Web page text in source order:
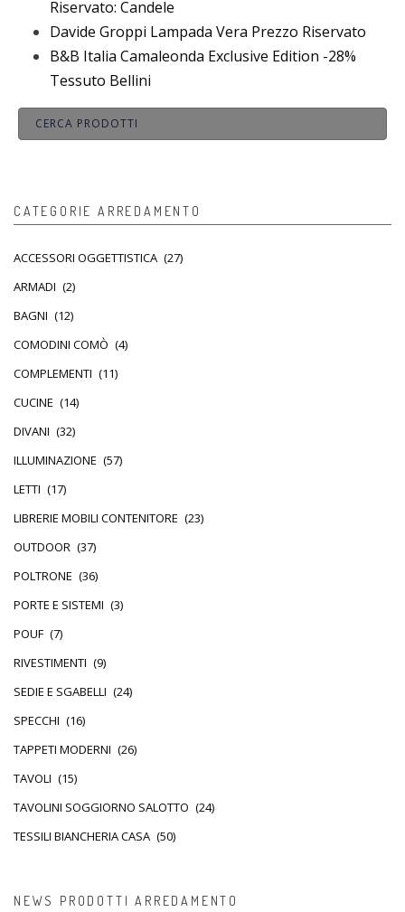
Riservato: Candele
Davide Groppi Lampada Vera Prezzo Riservato
B&B Italia Camaleonda Exclusive Edition -28%
Tessuto Bellini
CATEGORIE ARREDAMENTO
ACCESSORI OGGETTISTICA (27)
ARMADI (2)
BAGNI (12)
COMODINI COMÒ (4)
COMPLEMENTI (11)
CUCINE (14)
DIVANI (32)
ILLUMINAZIONE (57)
LETTI (17)
LIBRERIE MOBILI CONTENITORE (23)
OUTDOOR (37)
POLTRONE (36)
PORTE E SISTEMI (3)
POUF (7)
RIVESTIMENTI (9)
SEDIE E SGABELLI (24)
SPECCHI (16)
TAPPETI MODERNI (26)
TAVOLI (15)
TAVOLINI SOGGIORNO SALOTTO (24)
TESSILI BIANCHERIA CASA (50)
NEWS PRODOTTI ARREDAMENTO